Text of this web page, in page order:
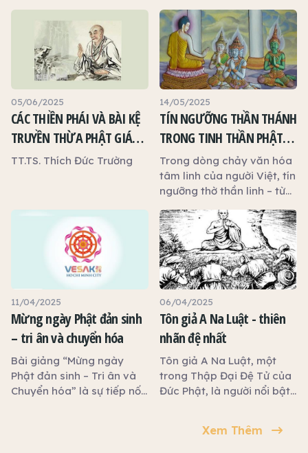
nhất ở chùa Hòe Nhai (Hà
Nội), vì sao lại có cảnh
tượng này?
05/06/2025
CÁC THIỀN PHÁI VÀ BÀI KỆ
TRUYỀN THỪA PHẬT GIÁO
VÙNG NAM BỘ
TT.TS. Thích Đức Trường
14/05/2025
TÍN NGƯỠNG THẦN THÁNH
TRONG TINH THẦN PHẬT
GIÁO: HƯỚNG THIỆN – TẠO
PHƯỚC – THĂNG HOA TÂM
THỨC
Trong dòng chảy văn hóa
tâm linh của người Việt, tín
ngưỡng thờ thần linh – từ
Địa, Quan Công, Đức
Thánh Trần… đã trở thành
một phần không thể thiếu
trong đời sống tinh thần
của nhân dân. Những hình
thức thờ cúng ấy phản ánh
nhu cầu chính đáng: cầu
an, cầu phước, cầu đạo
đức, và hướng tới cuộc
sống tốt lành.
11/04/2025
Mừng ngày Phật đản sinh
– tri ân và chuyển hóa
Bài giảng “Mừng ngày
Phật đản sinh – Tri ân và
Chuyển hóa” là sự tiếp nối
06/04/2025
Tôn giả A Na Luật - thiên
nhãn đệ nhất
Tôn giả A Na Luật, một
trong Thập Đại Đệ Tử của
Đức Phật, là người nổi bật
xuất gia cùng với các
Xem Thêm